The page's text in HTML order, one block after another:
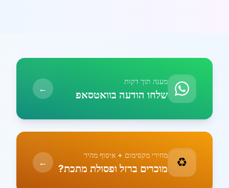
מענה תוך דקות
שלחו הודעה בוואטסאפ ←
♻️ מחירי מקסימום + איסוף מהיר
מוכרים ברזל ופסולת מתכת? ←